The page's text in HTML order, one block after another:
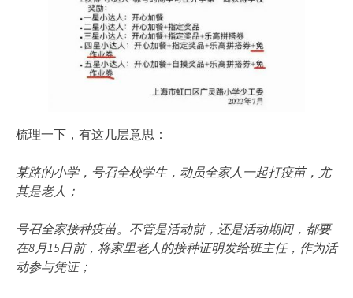
梳理一下，有这几层意思：
某路的小学，号召全校学生，动员全家人一起打疫苗，尤
其是老人；
号召全家接种疫苗。不管是活动前，还是活动期间，都要
在8月15日前，将家里老人的接种证明发给班主任，作为活
动参与凭证；